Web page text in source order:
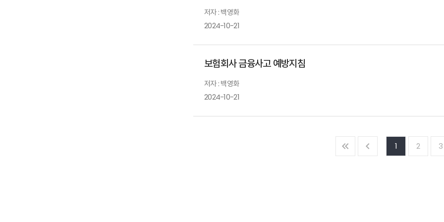
저자 : 백영화
2024-10-21
보험회사 금융사고 예방지침
저자 : 백영화
2024-10-21
1 2 3